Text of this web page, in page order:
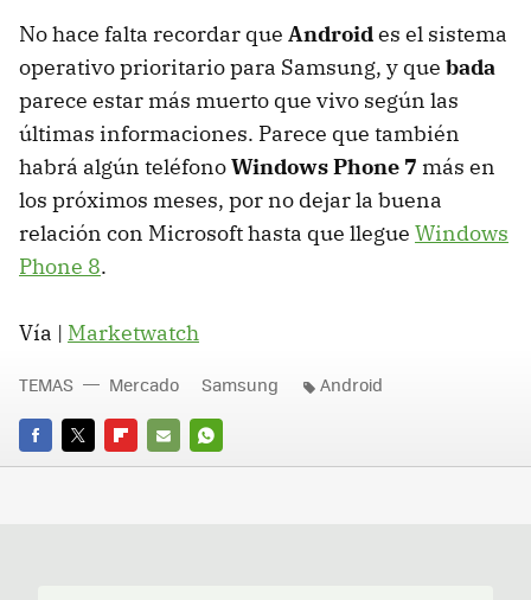
No hace falta recordar que Androides el sistema
operativo prioritario para Samsung, y que bada
parece estar más muerto que vivo según las
últimas informaciones. Parece que también
habrá algún teléfonoWindows Phone 7 más en
los próximos meses, por no dejar la buena
relación con Microsoft hasta que llegue Windows
Phone 8.
Vía | Marketwatch
FACEBOOK
TWITTERFLIPBOARD
E-
WHATSAPP
TEMAS Mercado Samsung Android